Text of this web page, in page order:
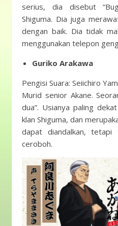
serius, dia disebut
Shiguma. Dia juga
dengan baik. Dia tidak
menggunakan telepon
Guriko Arakawa
Pengisi Suara: Seiichiro
Murid senior Akane.
dua”. Usianya paling
klan Shiguma, dan
dapat diandalkan,
ceroboh.